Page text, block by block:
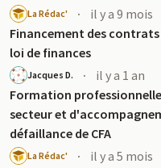
La Rédac' ·
il y a 9 mois
Financement des
loi de finances
Jacques D. ·
il y a 1 an
Formation
secteur et
défaillance de CFA
La Rédac' ·
il y a 5 mois